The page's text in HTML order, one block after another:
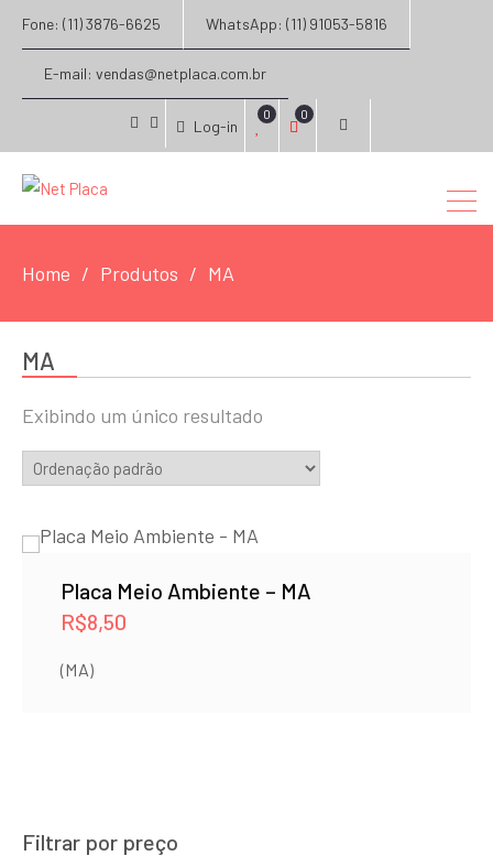
Fone: (11) 3876-6625 WhatsApp: (11) 91053-5816
E-mail: vendas@netplaca.com.br
facebook
instagram
Log-in
0 0
Home Produtos MA
MA
Exibindo um único resultado
Placa Meio Ambiente – MA
R$8,50
(MA)
Filtrar por preço